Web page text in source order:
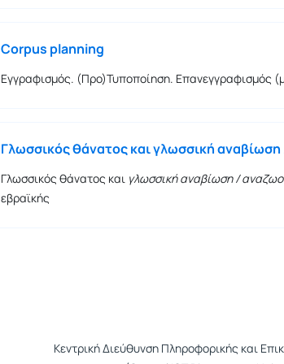
Corpus planning
Εγγραφισμός. (Προ)Τυποποίηση. Επανεγγραφισμός
Γλωσσικός θάνατος και γλωσσική
Γλωσσικός θάνατος και γλωσσική αναβίωση /
εβραϊκής
Κεντρική Διεύθυνση Πληροφορικής και